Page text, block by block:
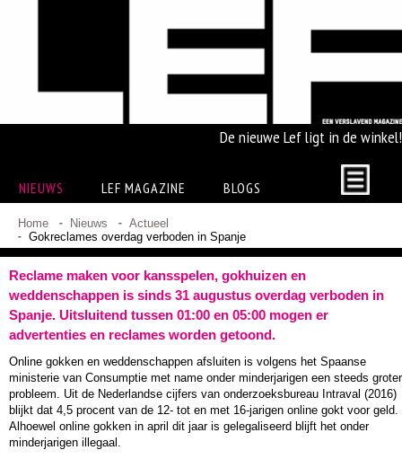
De nieuwe Lef ligt in de winkel!
NIEUWS LEF MAGAZINE BLOGS
Home Nieuws
Actueel
Gokreclames overdag verboden in Spanje
Reclame maken voor kansspelen, gokhuizen en
weddenschappen is sinds 31 augustus overdag verboden in
Spanje. Uitsluitend tussen 01:00 en 05:00 mogen er
advertenties en reclames worden getoond.
Online gokken en weddenschappen afsluiten is volgens het Spaanse
ministerie van Consumptie met name onder minderjarigen een steeds groter
probleem. Uit de Nederlandse cijfers van onderzoeksbureau Intraval (2016)
blijkt dat 4,5 procent van de 12- tot en met 16-jarigen online gokt voor geld.
Alhoewel online gokken in april dit jaar is gelegaliseerd blijft het onder
minderjarigen illegaal.